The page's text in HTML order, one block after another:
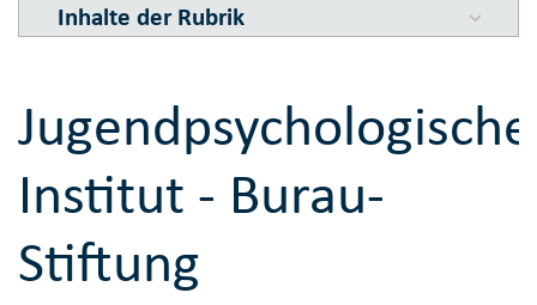
Inhalte der Rubrik
Institut - Burau-
Stiftung